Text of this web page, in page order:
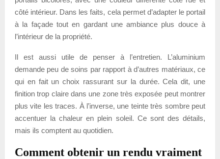
côté intérieur. Dans les faits, cela permet d’adapter le portail
à la façade tout en gardant une ambiance plus douce à
l’intérieur de la propriété.
Il est aussi utile de penser à l’entretien. L’aluminium
demande peu de soins par rapport à d’autres matériaux, ce
qui en fait un choix rassurant sur la durée. Cela dit, une
finition trop claire dans une zone très exposée peut montrer
plus vite les traces. À l’inverse, une teinte très sombre peut
accentuer la chaleur en plein soleil. Ce sont des détails,
mais ils comptent au quotidien.
Comment obtenir un rendu vraiment